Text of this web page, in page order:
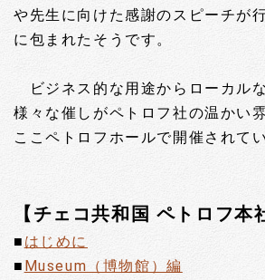
や先生に向けた感謝のスピーチが
に包まれたそうです。
ビジネス的な用途からローカル
様々な催しがペトロフ社の温かい
ここペトロフホールで開催されて
【チェコ共和国 ペトロフ本
■ はじめに
■ Museum（博物館）編